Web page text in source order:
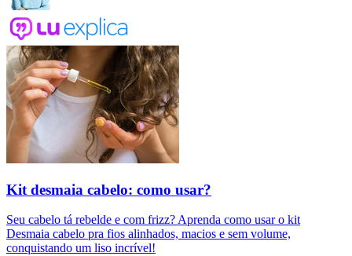
Kit desmaia cabelo: como usar?
Seu cabelo tá rebelde e com frizz? Aprenda como usar o kit
Desmaia cabelo pra fios alinhados, macios e sem volume,
conquistando um liso incrível!